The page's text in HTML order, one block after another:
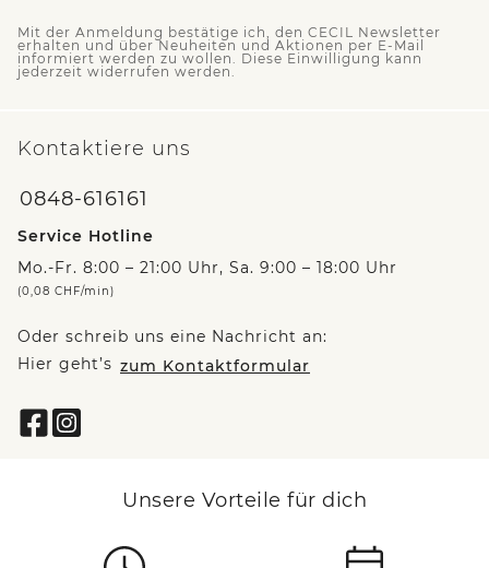
Mit der Anmeldung bestätige ich, den CECIL Newsletter
erhalten und über Neuheiten und Aktionen per E-Mail
informiert werden zu wollen. Diese Einwilligung kann
jederzeit widerrufen werden.
Kontaktiere uns
0848-616161
Service Hotline
Mo.-Fr. 8:00 – 21:00 Uhr, Sa. 9:00 – 18:00 Uhr
(0,08 CHF/min)
Oder schreib uns eine Nachricht an:
Hier geht’s zum Kontaktformular
Unsere Vorteile für dich